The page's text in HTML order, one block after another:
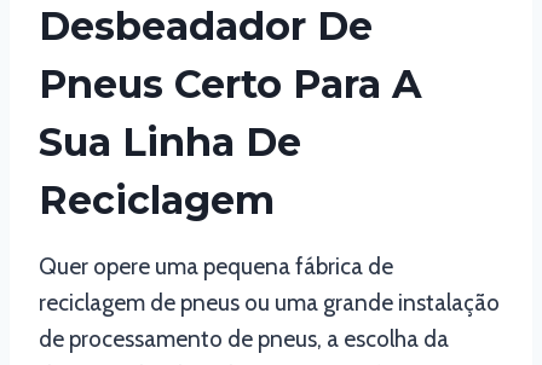
Desbeadador De
Pneus Certo Para A
Sua Linha De
Reciclagem
Quer opere uma pequena fábrica de
reciclagem de pneus ou uma grande instalação
de processamento de pneus, a escolha da